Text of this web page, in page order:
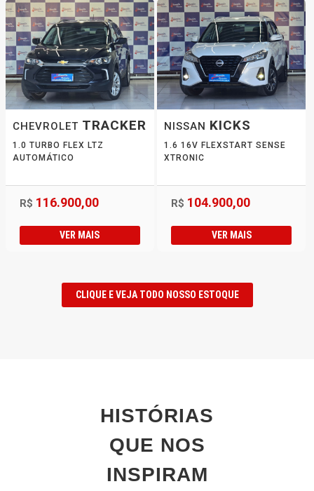
CHEVROLET TRACKER
1.0 TURBO FLEX LTZ
AUTOMÁTICO
R$ 116.900,00
VER MAIS
NISSAN KICKS
1.6 16V FLEXSTART SENSE
XTRONIC
R$ 104.900,00
VER MAIS
CLIQUE E VEJA TODO NOSSO ESTOQUE
HISTÓRIAS
QUE NOS
INSPIRAM